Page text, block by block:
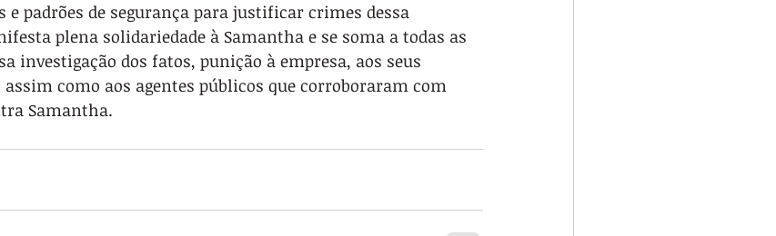
e padrões de segurança para justificar crimes dessa
plena solidariedade à Samantha e se soma a todas as
investigação dos fatos, punição à empresa, aos seus
como aos agentes públicos que corroboraram com
Samantha.